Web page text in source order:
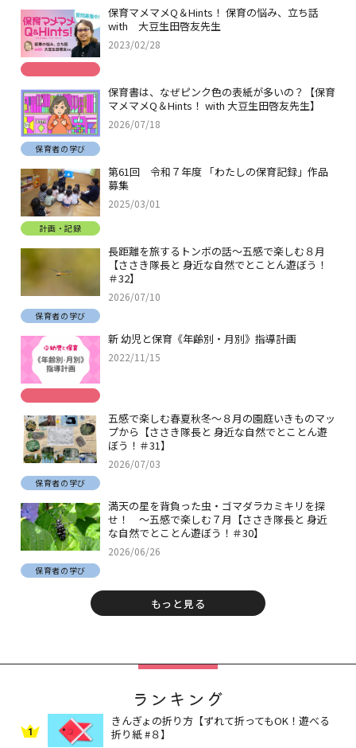
保育マメマメQ＆Hints！ 保育の悩み、立ち話
with 大豆生田啓友先生
2023/02/28
保育書は、なぜピンク色の表紙が多いの？【保育
マメマメQ＆Hints！ with 大豆生田啓友先生】
2026/07/18
保育者の学び
第61回 令和７年度 「わたしの保育記録」作品
募集
2025/03/01
計画・記録
長距離を旅するトンボの話～五感で楽しむ８月
【ささき隊長と 身近な自然でとことん遊ぼう！
＃32】
2026/07/10
保育者の学び
新 幼児と保育《年齢別・月別》指導計画
2022/11/15
五感で楽しむ春夏秋冬～８月の園庭いきものマッ
プから【ささき隊長と 身近な自然でとことん遊
ぼう！＃31】
2026/07/03
保育者の学び
満天の星を背負った虫・ゴマダラカミキリを探
せ！ ～五感で楽しむ７月【ささき隊長と 身近
な自然でとことん遊ぼう！＃30】
2026/06/26
保育者の学び
もっと見る
ランキング
1
きんぎょの折り方【ずれて折ってもOK！遊べる
折り紙 #８】